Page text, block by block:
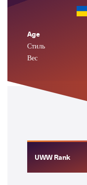
Age
Стиль
Вес
UWW Rank